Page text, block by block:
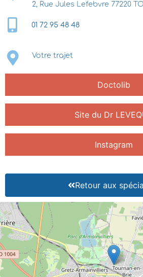
2, Rue Jules Lefebvre 77220
01 72 95 48 48
Votre trajet
Doctolib
Site du Dr
Instagram
Retour aux